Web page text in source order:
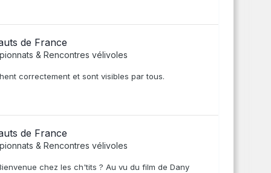
de France
& Rencontres vélivoles
correctement et sont visibles par tous.
de France
& Rencontres vélivoles
chez les ch'tits ? Au vu du film de Dany